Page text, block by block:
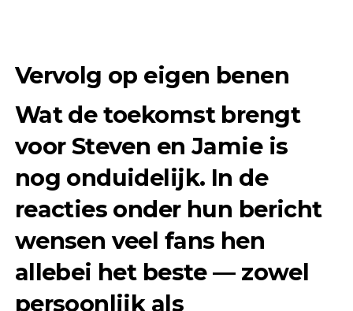
Vervolg op eigen benen
Wat de toekomst brengt
voor Steven en Jamie is
nog onduidelijk. In de
reacties onder hun bericht
wensen veel fans hen
allebei het beste — zowel
persoonlijk als